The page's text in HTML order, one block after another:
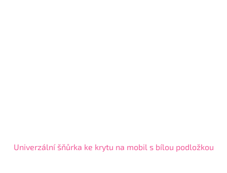
Univerzální šňůrka ke krytu na mobil s bílou podložkou